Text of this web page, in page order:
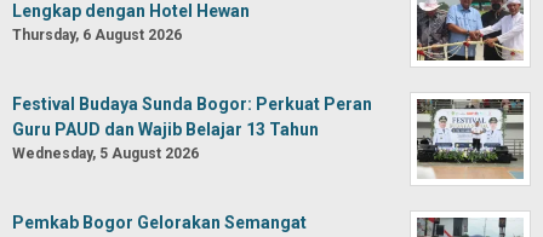
Lengkap dengan Hotel Hewan
Thursday, 6 August 2026
Festival Budaya Sunda Bogor: Perkuat Peran
Guru PAUD dan Wajib Belajar 13 Tahun
Wednesday, 5 August 2026
Pemkab Bogor Gelorakan Semangat